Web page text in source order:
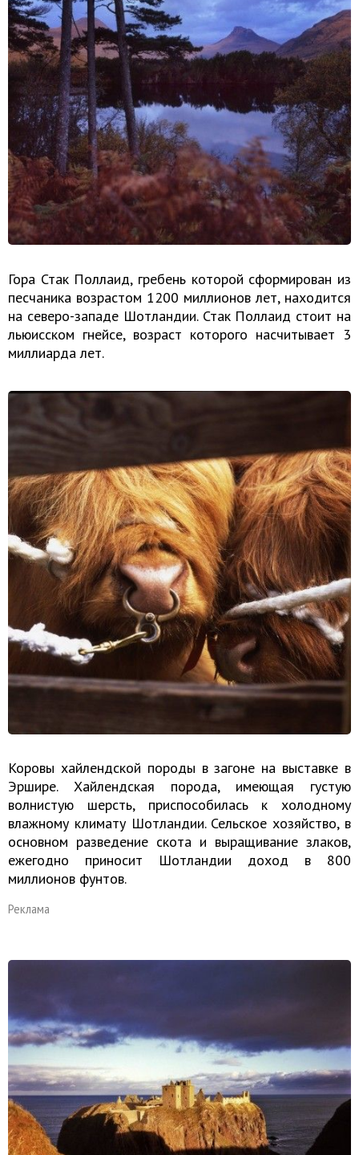
Гора Стак Поллаид, гребень которой сформирован из
песчаника возрастом 1200 миллионов лет, находится
на северо-западе Шотландии. Стак Поллаид стоит на
льюисском гнейсе, возраст которого насчитывает 3
миллиарда лет.
Коровы хайлендской породы в загоне на выставке в
Эршире. Хайлендская порода, имеющая густую
волнистую шерсть, приспособилась к холодному
влажному климату Шотландии. Сельское хозяйство, в
основном разведение скота и выращивание злаков,
ежегодно приносит Шотландии доход в 800
миллионов фунтов.
Реклама